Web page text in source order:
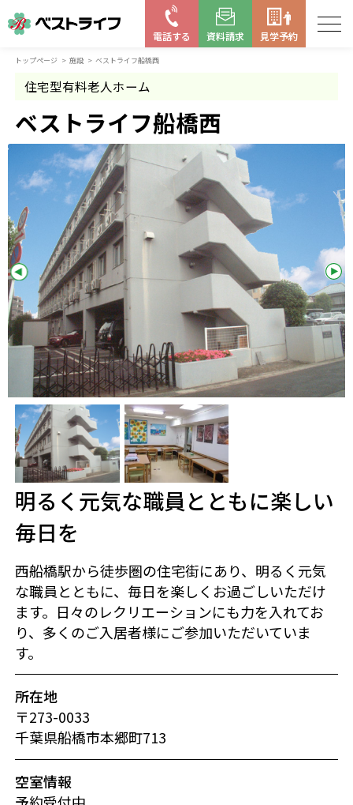
電話する 資料請求 見学予約
ベストライフの取り組み
よくある質問
トップページ 施設 ベストライフ船橋西
住宅型有料老人ホーム
ベストライフ船橋西
明るく元気な職員とともに楽しい
毎日を
西船橋駅から徒歩圏の住宅街にあり、明るく元気
な職員とともに、毎日を楽しくお過ごしいただけ
ます。日々のレクリエーションにも力を入れてお
り、多くのご入居者様にご参加いただいていま
す。
所在地
〒273-0033
千葉県船橋市本郷町713
空室情報